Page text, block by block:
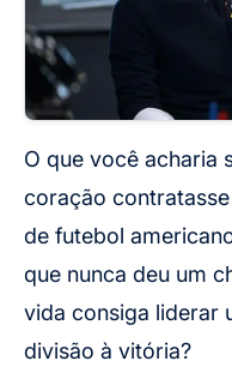
O que você acharia
coração
de futebol
que nunca deu um
vida consiga liderar
divisão à vitória?